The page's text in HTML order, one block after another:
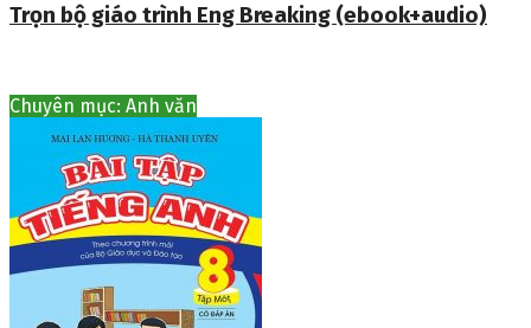
Trọn bộ giáo trình Eng Breaking (ebook+audio)
Chuyên mục: Anh văn